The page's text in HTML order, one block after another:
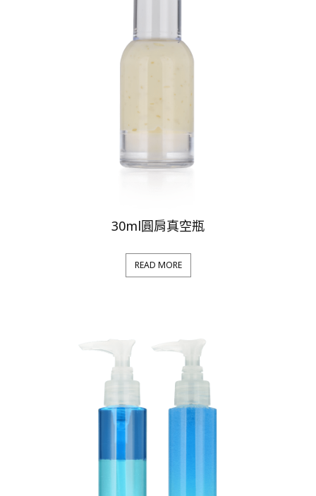
30ml圓肩真空瓶
READ MORE